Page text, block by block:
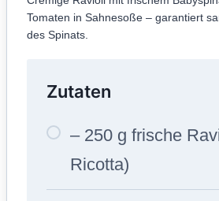
Tomaten in Sahnesoße – garantiert
des Spinats.
Zutaten
– 250 g frische
Ricotta)